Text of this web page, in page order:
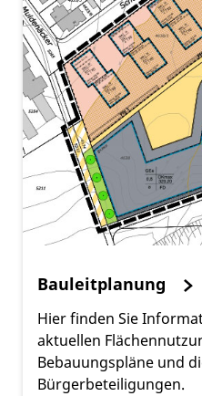
Bauleitplanung
Hier finden Sie
aktuellen
Bebauungspläne und
Bürgerbeteiligungen.